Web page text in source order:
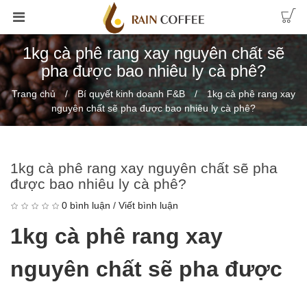
1kg cà phê rang xay nguyên chất sẽ
pha được bao nhiêu ly cà phê?
Trang chủ Bí quyết kinh doanh F&B
1kg cà phê rang xay
nguyên chất sẽ pha được bao nhiêu ly cà phê?
1kg cà phê rang xay nguyên chất sẽ pha
được bao nhiêu ly cà phê?
0 bình luận / Viết bình luận
1kg cà phê rang xay
nguyên chất sẽ pha được